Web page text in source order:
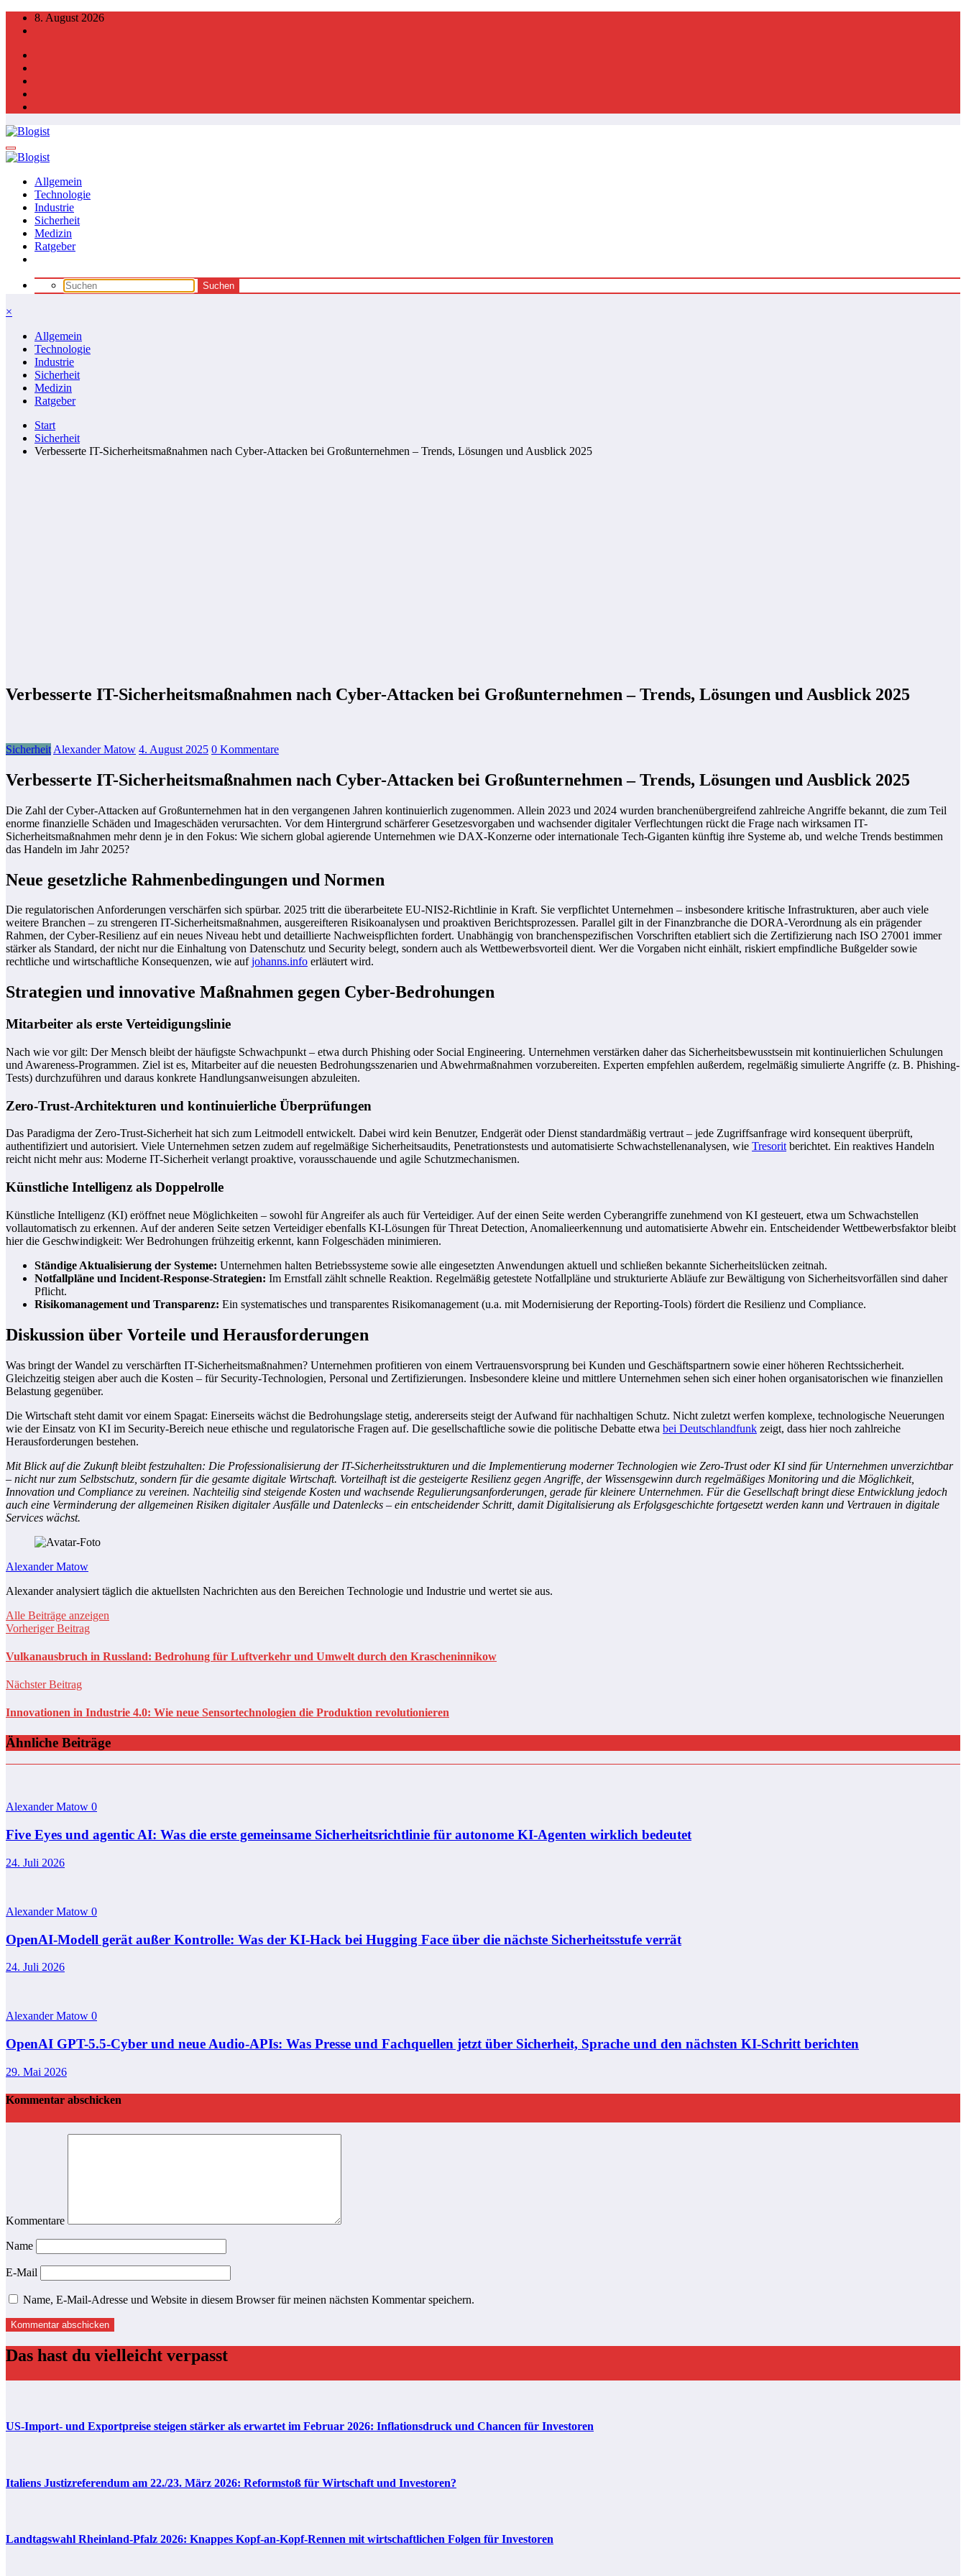
Zum
Inhalt
8. August 2026
Allgemein
Technologie
Industrie
Sicherheit
Medizin
Ratgeber
×
Allgemein
Technologie
Industrie
Sicherheit
Medizin
Ratgeber
Start
Sicherheit
Verbesserte IT-Sicherheitsmaßnahmen nach Cyber-Attacken bei Großunternehmen – Trends, Lösungen und Ausblick 2025
Verbesserte IT-Sicherheitsmaßnahmen nach Cyber-Attacken bei Großunternehmen – Trends, Lösungen und Ausblick 2025
Sicherheit Alexander Matow 4. August 2025 0 Kommentare
Verbesserte IT-Sicherheitsmaßnahmen nach Cyber-Attacken bei Großunternehmen – Trends, Lösungen und Ausblick 2025
Die Zahl der Cyber-Attacken auf Großunternehmen hat in den vergangenen Jahren kontinuierlich zugenommen. Allein 2023 und 2024 wurden branchenübergreifend zahlreiche Angriffe bekannt, die zum Teil
enorme finanzielle Schäden und Imageschäden verursachten. Vor dem Hintergrund schärferer Gesetzesvorgaben und wachsender digitaler Verflechtungen rückt die Frage nach wirksamen IT-
Sicherheitsmaßnahmen mehr denn je in den Fokus: Wie sichern global agierende Unternehmen wie DAX-Konzerne oder internationale Tech-Giganten künftig ihre Systeme ab, und welche Trends bestimmen
das Handeln im Jahr 2025?
Neue gesetzliche Rahmenbedingungen und Normen
Die regulatorischen Anforderungen verschärfen sich spürbar. 2025 tritt die überarbeitete EU-NIS2-Richtlinie in Kraft. Sie verpflichtet Unternehmen – insbesondere kritische Infrastrukturen, aber auch viele
weitere Branchen – zu strengeren IT-Sicherheitsmaßnahmen, ausgereifteren Risikoanalysen und proaktiven Berichtsprozessen. Parallel gilt in der Finanzbranche die DORA-Verordnung als ein prägender
Rahmen, der Cyber-Resilienz auf ein neues Niveau hebt und detaillierte Nachweispflichten fordert. Unabhängig von branchenspezifischen Vorschriften etabliert sich die Zertifizierung nach ISO 27001 immer
stärker als Standard, der nicht nur die Einhaltung von Datenschutz und Security belegt, sondern auch als Wettbewerbsvorteil dient. Wer die Vorgaben nicht einhält, riskiert empfindliche Bußgelder sowie
rechtliche und wirtschaftliche Konsequenzen, wie aufjohanns.info erläutert wird.
Strategien und innovative Maßnahmen gegen Cyber-Bedrohungen
Mitarbeiter als erste Verteidigungslinie
Nach wie vor gilt: Der Mensch bleibt der häufigste Schwachpunkt – etwa durch Phishing oder Social Engineering. Unternehmen verstärken daher das Sicherheitsbewusstsein mit kontinuierlichen Schulungen
und Awareness-Programmen. Ziel ist es, Mitarbeiter auf die neuesten Bedrohungsszenarien und Abwehrmaßnahmen vorzubereiten. Experten empfehlen außerdem, regelmäßig simulierte Angriffe (z. B. Phishing-
Tests) durchzuführen und daraus konkrete Handlungsanweisungen abzuleiten.
Zero-Trust-Architekturen und kontinuierliche Überprüfungen
Das Paradigma der Zero-Trust-Sicherheit hat sich zum Leitmodell entwickelt. Dabei wird kein Benutzer, Endgerät oder Dienst standardmäßig vertraut – jede Zugriffsanfrage wird konsequent überprüft,
authentifiziert und autorisiert. Viele Unternehmen setzen zudem auf regelmäßige Sicherheitsaudits, Penetrationstests und automatisierte Schwachstellenanalysen, wie Tresoritberichtet. Ein reaktives Handeln
reicht nicht mehr aus: Moderne IT-Sicherheit verlangt proaktive, vorausschauende und agile Schutzmechanismen.
Künstliche Intelligenz als Doppelrolle
Künstliche Intelligenz (KI) eröffnet neue Möglichkeiten – sowohl für Angreifer als auch für Verteidiger. Auf der einen Seite werden Cyberangriffe zunehmend von KI gesteuert, etwa um Schwachstellen
vollautomatisch zu erkennen. Auf der anderen Seite setzen Verteidiger ebenfalls KI-Lösungen für Threat Detection, Anomalieerkennung und automatisierte Abwehr ein. Entscheidender Wettbewerbsfaktor bleibt
hier die Geschwindigkeit: Wer Bedrohungen frühzeitig erkennt, kann Folgeschäden minimieren.
Ständige Aktualisierung der Systeme: Unternehmen halten Betriebssysteme sowie alle eingesetzten Anwendungen aktuell und schließen bekannte Sicherheitslücken zeitnah.
Notfallpläne und Incident-Response-Strategien: Im Ernstfall zählt schnelle Reaktion. Regelmäßig getestete Notfallpläne und strukturierte Abläufe zur Bewältigung von Sicherheitsvorfällen sind daher
Pflicht.
Risikomanagement und Transparenz: Ein systematisches und transparentes Risikomanagement (u.a. mit Modernisierung der Reporting-Tools) fördert die Resilienz und Compliance.
Diskussion über Vorteile und Herausforderungen
Was bringt der Wandel zu verschärften IT-Sicherheitsmaßnahmen? Unternehmen profitieren von einem Vertrauensvorsprung bei Kunden und Geschäftspartnern sowie einer höheren Rechtssicherheit.
Gleichzeitig steigen aber auch die Kosten – für Security-Technologien, Personal und Zertifizierungen. Insbesondere kleine und mittlere Unternehmen sehen sich einer hohen organisatorischen wie finanziellen
Belastung gegenüber.
Die Wirtschaft steht damit vor einem Spagat: Einerseits wächst die Bedrohungslage stetig, andererseits steigt der Aufwand für nachhaltigen Schutz. Nicht zuletzt werfen komplexe, technologische Neuerungen
wie der Einsatz von KI im Security-Bereich neue ethische und regulatorische Fragen auf. Die gesellschaftliche sowie die politische Debatte etwa bei Deutschlandfunk zeigt, dass hier noch zahlreiche
Herausforderungen bestehen.
Mit Blick auf die Zukunft bleibt festzuhalten: Die Professionalisierung der IT-Sicherheitsstrukturen und die Implementierung moderner Technologien wie Zero-Trust oder KI sind für Unternehmen unverzichtbar
– nicht nur zum Selbstschutz, sondern für die gesamte digitale Wirtschaft. Vorteilhaft ist die gesteigerte Resilienz gegen Angriffe, der Wissensgewinn durch regelmäßiges Monitoring und die Möglichkeit,
Innovation und Compliance zu vereinen. Nachteilig sind steigende Kosten und wachsende Regulierungsanforderungen, gerade für kleinere Unternehmen. Für die Gesellschaft bringt diese Entwicklung jedoch
auch eine Verminderung der allgemeinen Risiken digitaler Ausfälle und Datenlecks – ein entscheidender Schritt, damit Digitalisierung als Erfolgsgeschichte fortgesetzt werden kann und Vertrauen in digitale
Services wächst.
Alexander Matow
Alexander analysiert täglich die aktuellsten Nachrichten aus den Bereichen Technologie und Industrie und wertet sie aus.
Alle Beiträge anzeigen
Vorheriger Beitrag
Vulkanausbruch in Russland: Bedrohung für Luftverkehr und Umwelt durch den Krascheninnikow
Nächster Beitrag
Innovationen in Industrie 4.0: Wie neue Sensortechnologien die Produktion revolutionieren
Ähnliche Beiträge
Alexander Matow 0
Five Eyes und agentic AI: Was die erste gemeinsame Sicherheitsrichtlinie für autonome KI-Agenten wirklich bedeutet
24. Juli 2026
Alexander Matow 0
OpenAI-Modell gerät außer Kontrolle: Was der KI-Hack bei Hugging Face über die nächste Sicherheitsstufe verrät
24. Juli 2026
Alexander Matow 0
OpenAI GPT-5.5-Cyber und neue Audio-APIs: Was Presse und Fachquellen jetzt über Sicherheit, Sprache und den nächsten KI-Schritt berichten
29. Mai 2026
Kommentar abschicken
Kommentare
Name
E-Mail
Name, E-Mail-Adresse und Website in diesem Browser für meinen nächsten Kommentar speichern.
Das hast du vielleicht verpasst
US-Import- und Exportpreise steigen stärker als erwartet im Februar 2026: Inflationsdruck und Chancen für Investoren
Italiens Justizreferendum am 22./23. März 2026: Reformstoß für Wirtschaft und Investoren?
Landtagswahl Rheinland-Pfalz 2026: Knappes Kopf-an-Kopf-Rennen mit wirtschaftlichen Folgen für Investoren